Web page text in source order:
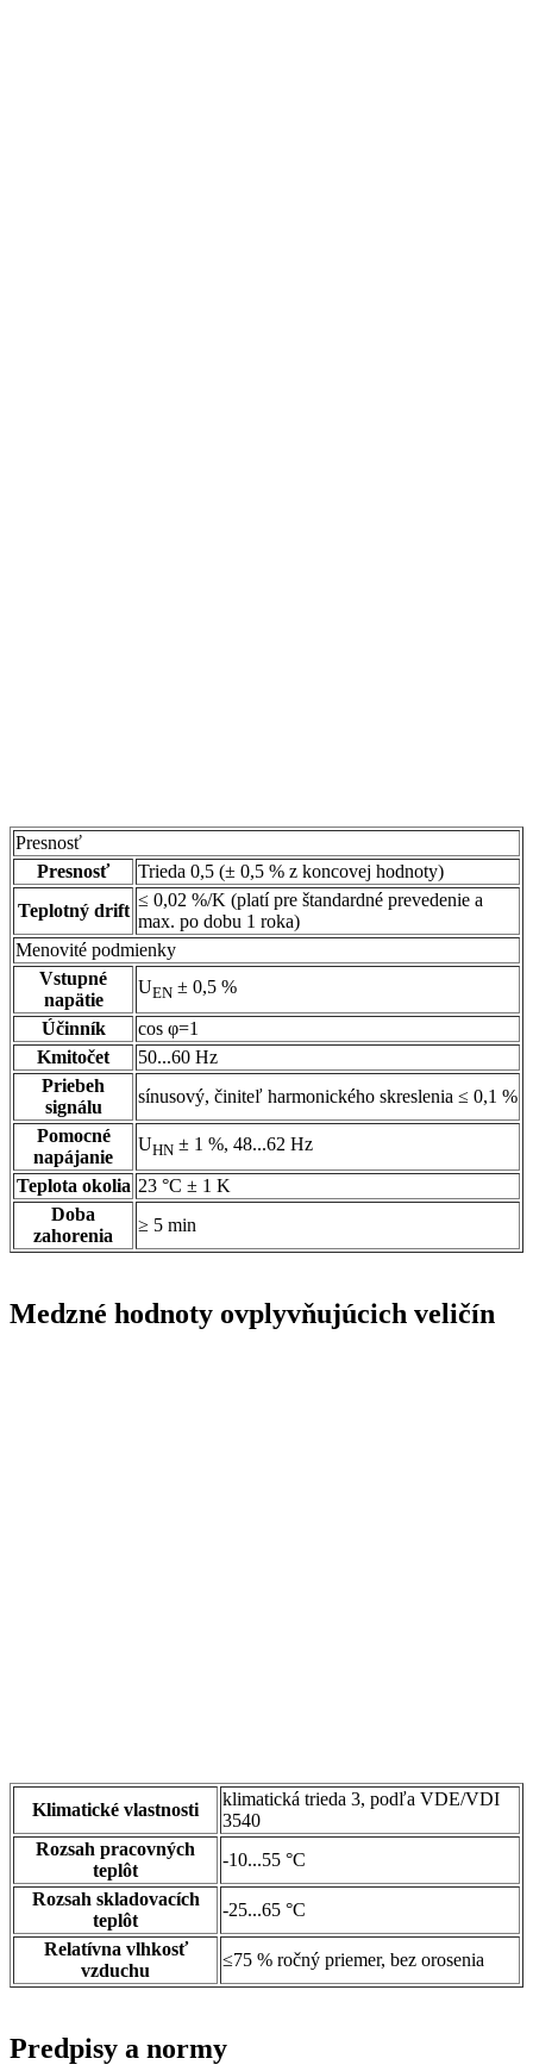
Presnosť
Presnosť
Trieda 0,5 (± 0,5 % z koncovej hodnoty)
Teplotný drift
≤ 0,02 %/K (platí pre štandardné prevedenie a
max. po dobu 1 roka)
Menovité podmienky
Vstupné
napätie
UEN ± 0,5 %
Účinník
cos φ=1
Kmitočet
50...60 Hz
Priebeh
signálu
sínusový, činiteľ harmonického skreslenia ≤ 0,1 %
Pomocné
napájanie
UHN ± 1 %, 48...62 Hz
Teplota okolia 23 °C ± 1 K
Doba
zahorenia
≥ 5 min
Medzné hodnoty ovplyvňujúcich veličín
Klimatické vlastnosti
klimatická trieda 3, podľa VDE/VDI
3540
Rozsah pracovných
teplôt
-10...55 °C
Rozsah skladovacích
teplôt
-25...65 °C
Relatívna vlhkosť
vzduchu
≤75 % ročný priemer, bez orosenia
Predpisy a normy